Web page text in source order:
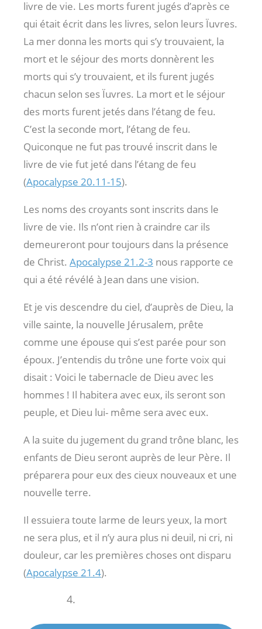
livre de vie. Les morts furent jugés d’après ce
qui était écrit dans les livres, selon leurs Ïuvres.
La mer donna les morts qui s’y trouvaient, la
mort et le séjour des morts donnèrent les
morts qui s’y trouvaient, et ils furent jugés
chacun selon ses Ïuvres. La mort et le séjour
des morts furent jetés dans l’étang de feu.
C’est la seconde mort, l’étang de feu.
Quiconque ne fut pas trouvé inscrit dans le
livre de vie fut jeté dans l’étang de feu
(Apocalypse 20.11-15).
Les noms des croyants sont inscrits dans le
livre de vie. Ils n’ont rien à craindre car ils
demeureront pour toujours dans la présence
de Christ. Apocalypse 21.2-3 nous rapporte ce
qui a été révélé à Jean dans une vision.
Et je vis descendre du ciel, d’auprès de Dieu, la
ville sainte, la nouvelle Jérusalem, prête
comme une épouse qui s’est parée pour son
époux. J’entendis du trône une forte voix qui
disait : Voici le tabernacle de Dieu avec les
hommes ! Il habitera avec eux, ils seront son
peuple, et Dieu lui- même sera avec eux.
A la suite du jugement du grand trône blanc, les
enfants de Dieu seront auprès de leur Père. Il
préparera pour eux des cieux nouveaux et une
nouvelle terre.
Il essuiera toute larme de leurs yeux, la mort
ne sera plus, et il n’y aura plus ni deuil, ni cri, ni
douleur, car les premières choses ont disparu
(Apocalypse 21.4).